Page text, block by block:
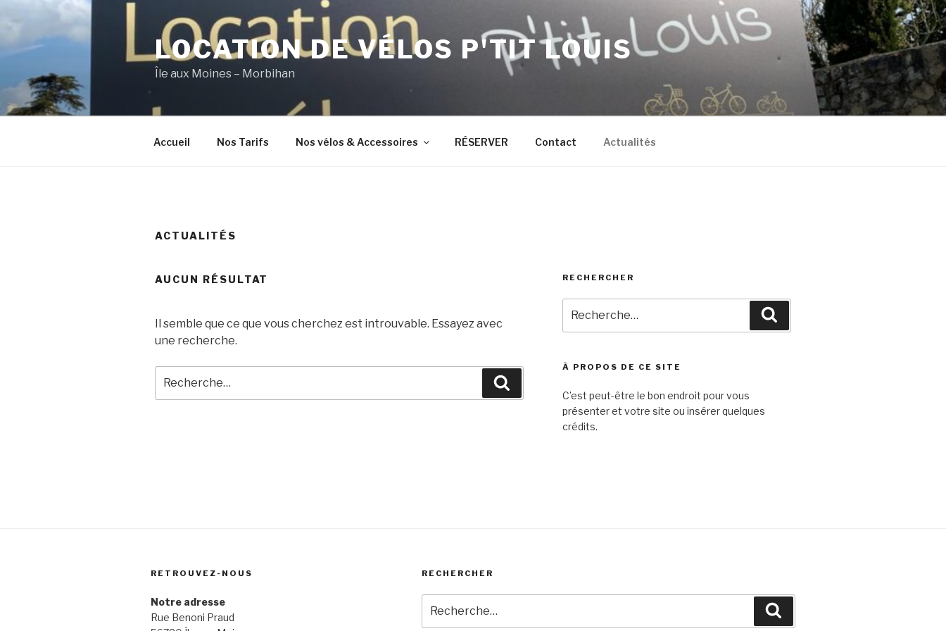
Aller
au
contenu
LOCATION DE VÉLOS P'TIT LOUIS
Île aux Moines – Morbihan
Accueil Nos Tarifs Nos vélos & Accessoires RÉSERVER Contact Actualités
ACTUALITÉS
AUCUN RÉSULTAT
Il semble que ce que vous cherchez est introuvable. Essayez avec
une recherche.
pour
RECHERCHER
pour
:
À PROPOS DE CE SITE
C’est peut-être le bon endroit pour vous
présenter et votre site ou insérer quelques
crédits.
RETROUVEZ-NOUS
Notre adresse
Rue Benoni Praud
RECHERCHER
pour